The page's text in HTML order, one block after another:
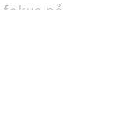
på
denimtøj, der
et oplagt valg